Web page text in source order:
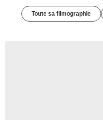
Toute sa filmographie